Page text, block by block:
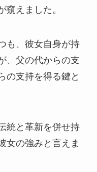
窺えました。
も、彼女自身が持
、父の代からの支
の支持を得る鍵と
統と革新を併せ持
女の強みと言えま